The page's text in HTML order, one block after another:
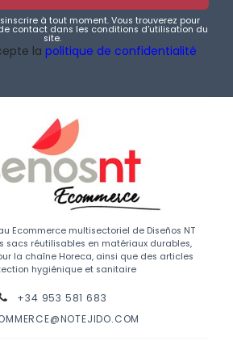
à tout moment. Vous trouverez pour
contact dans les conditions d'utilisation du
site.
la politique de confidentialité
Ecommerce multisectoriel de Diseños NT
sacs réutilisables en matériaux durables,
la chaîne Horeca, ainsi que des articles
hygiénique et sanitaire
+34 953 581 683